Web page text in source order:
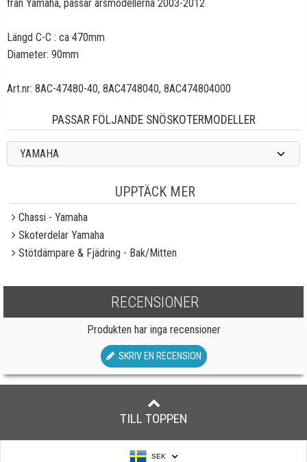
från Yamaha, passar årsmodellerna 2003-2012
Längd C-C : ca 470mm
Diameter: 90mm
Art.nr: 8AC-47480-40, 8AC4748040, 8AC474804000
PASSAR FÖLJANDE SNÖSKOTERMODELLER
YAMAHA
UPPTÄCK MER
Chassi - Yamaha
Skoterdelar Yamaha
Stötdämpare & Fjädring - Bak/Mitten
RECENSIONER
Produkten har inga recensioner
SKRIV EN RECENSION
TILL TOPPEN
SEK